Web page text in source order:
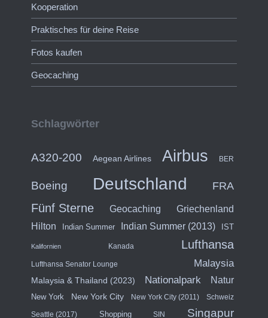
Kooperation
Praktisches für deine Reise
Fotos kaufen
Geocaching
Schlagwörter
A320-200 Aegean Airlines Airbus BER
Boeing Deutschland FRA
Fünf Sterne Geocaching Griechenland
Hilton Indian Summer Indian Summer (2013) IST
Kalifornien Kanada Lufthansa
Lufthansa Senator Lounge Malaysia
Malaysia & Thailand (2023) Nationalpark Natur
New York New York City New York City (2011) Schweiz
Seattle (2017) Shopping SIN Singapur